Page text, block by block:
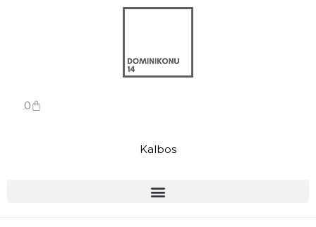
0
Kalbos